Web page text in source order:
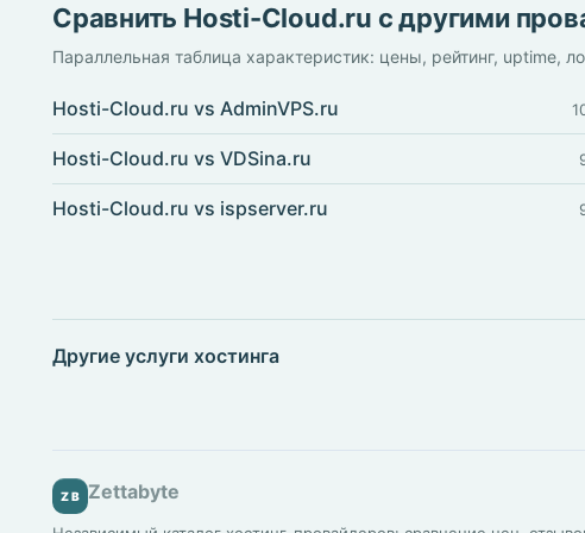
Сравнить Hosti-Cloud.ru с другими
Параллельная таблица характеристик: цены, рейтинг, uptime,
Hosti-Cloud.ru vs AdminVPS.ru
Hosti-Cloud.ru vs VDSina.ru
Hosti-Cloud.ru vs ispserver.ru
Другие услуги хостинга
ZB Zettabyte